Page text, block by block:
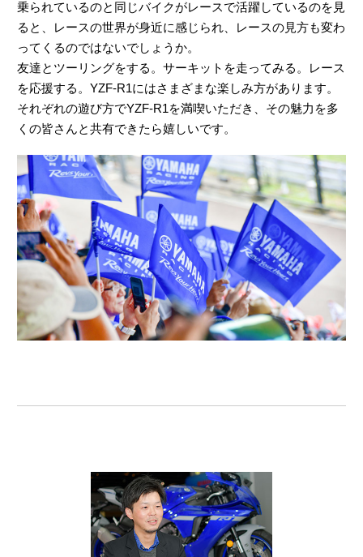
乗られているのと同じバイクがレースで活躍しているのを見
ると、レースの世界が身近に感じられ、レースの見方も変わ
ってくるのではないでしょうか。
友達とツーリングをする。サーキットを走ってみる。レース
を応援する。YZF-R1にはさまざまな楽しみ方があります。
それぞれの遊び方でYZF-R1を満喫いただき、その魅力を多
くの皆さんと共有できたら嬉しいです。